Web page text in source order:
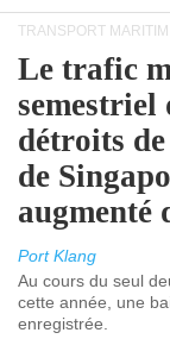
TRANSPORT
Le trafic
semestriel
détroits
de
augmenté
Port Klang
Au cours du seul
cette année, une
enregistrée.